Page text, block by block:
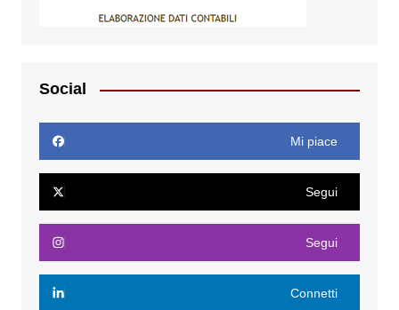
Social
Mi piace
Segui
Segui
Connetti